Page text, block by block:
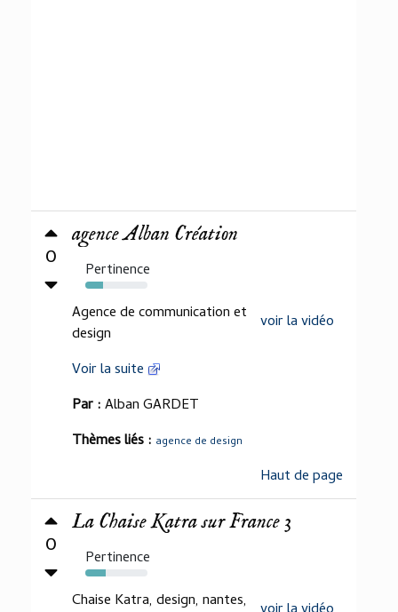
0
agence Alban Création
Pertinence
29%
voir la vidéo
Agence de communication et
design
Voir la suite
Par :Alban GARDET
Thèmes liés : agence de design
Haut de page
0
La Chaise Katra sur France 3
Pertinence
33%
Chaise Katra, design, nantes,